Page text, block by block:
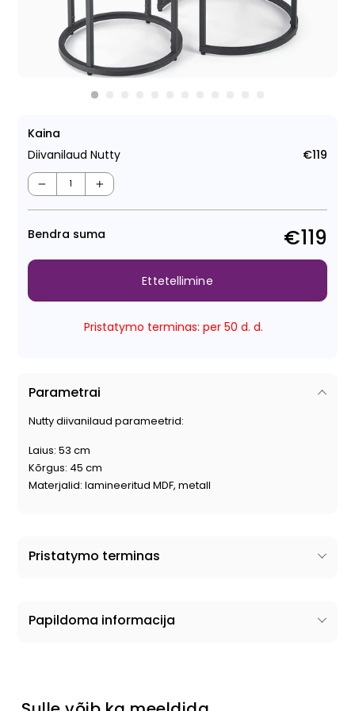
Kaina
Diivanilaud Nutty
€119
− +
Bendra suma €119
Pristatymo terminas: per 50 d. d.
Ettetellimine
Parametrai
Nutty diivanilaud parameetrid:
Laius: 53 cm
Kõrgus: 45 cm
Materjalid: lamineeritud MDF, metall
Pristatymo terminas
Papildoma informacija